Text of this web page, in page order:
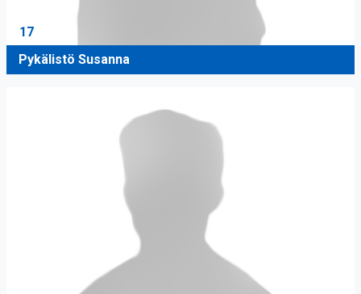
17
Pykälistö Susanna